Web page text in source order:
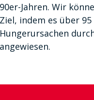
90er-Jahren. Wir
Ziel, indem es über
Hungerursachen
angewiesen.